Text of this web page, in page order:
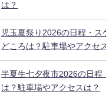
は？
児玉夏祭り2026の日程・ス
どころは？駐車場やアクセ
半夏生七夕夜市2026の日程
は？駐車場やアクセスは？